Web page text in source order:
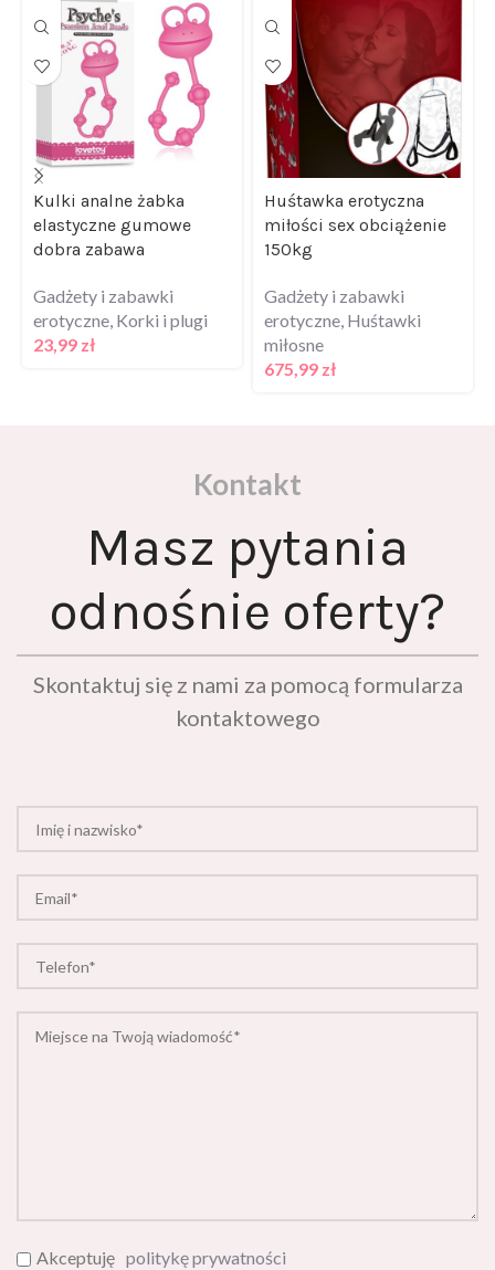
Kulki analne żabka
elastyczne gumowe
dobra zabawa
Gadżety i zabawki
erotyczne, Korki i plugi
23,99 zł
Huśtawka erotyczna
miłości sex obciążenie
150kg
Gadżety i zabawki
erotyczne, Huśtawki
miłosne
675,99 zł
Kontakt
Masz pytania
odnośnie oferty?
Skontaktuj się z nami za pomocą formularza
kontaktowego
Akceptuję politykę prywatności